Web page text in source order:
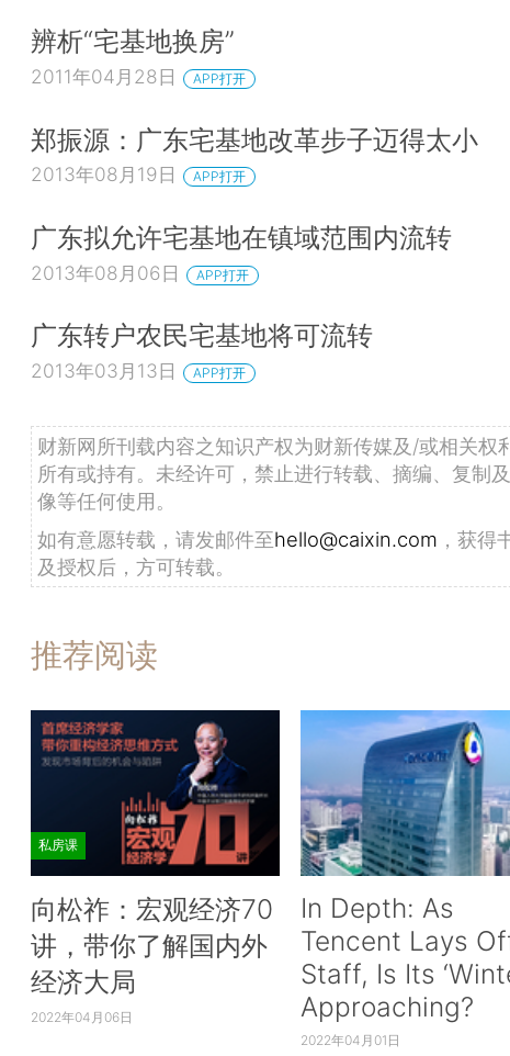
辨析“宅基地换房”
2011年04月28日 APP打开
郑振源：广东宅基地改革步子迈得太小
2013年08月19日 APP打开
广东拟允许宅基地在镇域范围内流转
2013年08月06日 APP打开
广东转户农民宅基地将可流转
2013年03月13日 APP打开
财新网所刊载内容之知识产权为财新传媒及/或相关权
所有或持有。未经许可，禁止进行转载、摘编、复制
像等任何使用。
如有意愿转载，请发邮件至hello@caixin.com ，获得
及授权后，方可转载。
推荐阅读
私房课
向松祚：宏观经济70
讲，带你了解国内外
经济大局
2022年04月06日
In Depth: As
Tencent Lays
Staff, Is Its
Approaching?
2022年04月01日